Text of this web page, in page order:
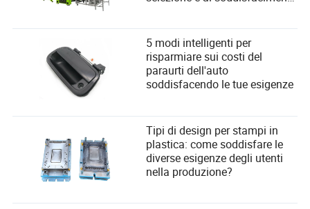
5 modi intelligenti per
risparmiare sui costi del
paraurti dell'auto
soddisfacendo le tue esigenze
Tipi di design per stampi in
plastica: come soddisfare le
diverse esigenze degli utenti
nella produzione?